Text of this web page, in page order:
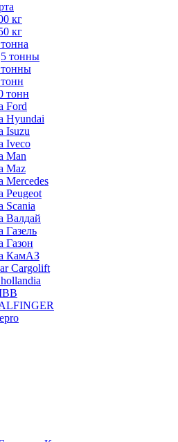
кг
кг
тонны
тонны
тонн
Ford
Hyundai
Isuzu
Iveco
Man
Maz
Mercedes
Peugeot
Scania
Валдай
Газель
Газон
КамАЗ
Cargolift